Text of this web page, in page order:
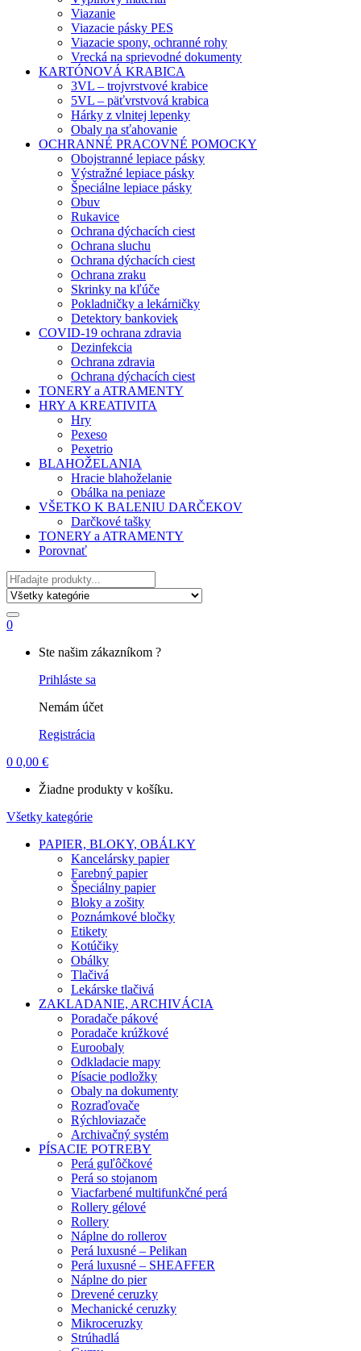
Viazanie
Viazacie pásky PES
Viazacie spony, ochranné rohy
Vrecká na sprievodné dokumenty
KARTÓNOVÁ KRABICA
3VL – trojvrstvové krabice
5VL – päťvrstvová krabica
Hárky z vlnitej lepenky
Obaly na sťahovanie
OCHRANNÉ PRACOVNÉ POMOCKY
Obojstranné lepiace pásky
Výstražné lepiace pásky
Špeciálne lepiace pásky
Obuv
Rukavice
Ochrana dýchacích ciest
Ochrana sluchu
Ochrana dýchacích ciest
Ochrana zraku
Skrinky na kľúče
Pokladničky a lekárničky
Detektory bankoviek
COVID-19 ochrana zdravia
Dezinfekcia
Ochrana zdravia
Ochrana dýchacích ciest
TONERY a ATRAMENTY
HRY A KREATIVITA
Hry
Pexeso
Pexetrio
BLAHOŽELANIA
Hracie blahoželanie
Obálka na peniaze
VŠETKO K BALENIU DARČEKOV
Darčkové tašky
TONERY a ATRAMENTY
Porovnať
Hľadať
0
Ste našim zákazníkom ?
Prihláste sa
Nemám účet
Registrácia
0 0,00 €
Žiadne produkty v košíku.
Všetky kategórie
PAPIER, BLOKY, OBÁLKY
Kancelársky papier
Farebný papier
Špeciálny papier
Bloky a zošity
Poznámkové bločky
Etikety
Kotúčiky
Obálky
Tlačivá
Lekárske tlačivá
ZAKLADANIE, ARCHIVÁCIA
Poradače pákové
Poradače krúžkové
Euroobaly
Odkladacie mapy
Písacie podložky
Obaly na dokumenty
Rozraďovače
Rýchloviazače
Archivačný systém
PÍSACIE POTREBY
Perá guľôčkové
Perá so stojanom
Viacfarbené multifunkčné perá
Rollery gélové
Rollery
Náplne do rollerov
Perá luxusné – Pelikan
Perá luxusné – SHEAFFER
Náplne do pier
Drevené ceruzky
Mechanické ceruzky
Mikroceruzky
Strúhadlá